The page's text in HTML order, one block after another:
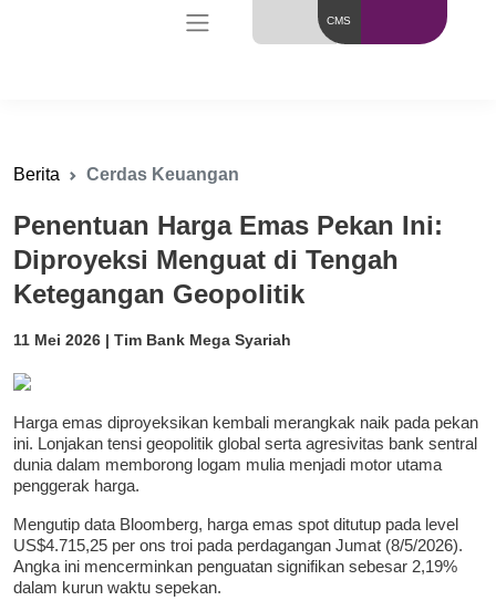
CMS
Berita Cerdas Keuangan
Penentuan Harga Emas Pekan Ini:
Diproyeksi Menguat di Tengah
Ketegangan Geopolitik
11 Mei 2026 | Tim Bank Mega Syariah
Harga emas diproyeksikan kembali merangkak naik pada pekan
ini. Lonjakan tensi geopolitik global serta agresivitas bank sentral
dunia dalam memborong logam mulia menjadi motor utama
penggerak harga.
Mengutip data Bloomberg, harga emas spot ditutup pada level
US$4.715,25 per ons troi pada perdagangan Jumat (8/5/2026).
Angka ini mencerminkan penguatan signifikan sebesar 2,19%
dalam kurun waktu sepekan.